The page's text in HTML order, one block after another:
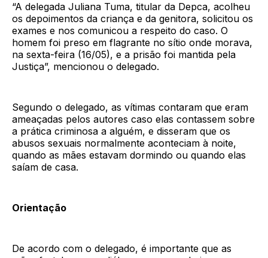
“A delegada Juliana Tuma, titular da Depca, acolheu
os depoimentos da criança e da genitora, solicitou os
exames e nos comunicou a respeito do caso. O
homem foi preso em flagrante no sítio onde morava,
na sexta-feira (16/05), e a prisão foi mantida pela
Justiça”, mencionou o delegado.
Segundo o delegado, as vítimas contaram que eram
ameaçadas pelos autores caso elas contassem sobre
a prática criminosa a alguém, e disseram que os
abusos sexuais normalmente aconteciam à noite,
quando as mães estavam dormindo ou quando elas
saíam de casa.
Orientação
De acordo com o delegado, é importante que as